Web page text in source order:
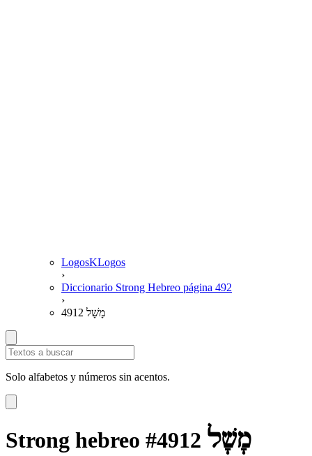
LogosKLogos
›
Diccionario Strong Hebreo página 492
›
4912 מָשָׁל
Solo alfabetos y números sin acentos.
Strong hebreo #4912 מָשָׁל